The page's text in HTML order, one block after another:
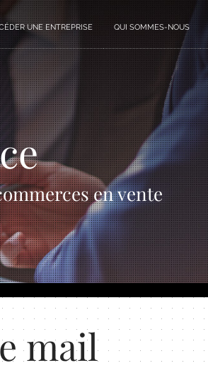
UNE ENTREPRISE QUI SOMMES-NOUS
en vente
mail